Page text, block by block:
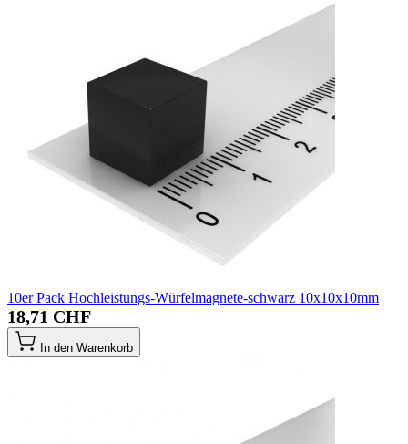
10er Pack Hochleistungs-Würfelmagnete-schwarz 10x10x10mm
18,71 CHF
In den Warenkorb